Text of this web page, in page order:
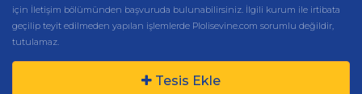
için İletişim bölümünden başvuruda bulunabilirsiniz. İlgili kurum ile irtibata
geçilip teyit edilmeden yapılan işlemlerde Plolisevine.com sorumlu değildir,
tutulamaz.
Tesis Ekle